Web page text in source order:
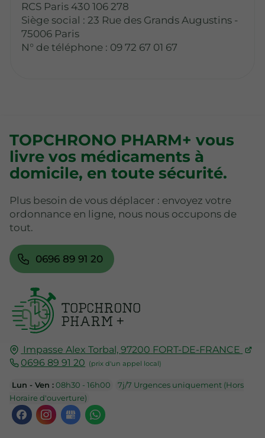
RCS Paris 430 106 278
Siège social : 23 Rue des Grands Augustins -
75006 Paris
N° de téléphone : 09 72 67 01 67
Impasse Alex Torbal,97200 FORT-DE-FRANCE
0696 89 91 20
Lun - Ven :08h30 - 16h00
7j/7 Urgences uniquement (Hors
Horaire d'ouverture)
TOPCHRONO PHARM+ vous
livre vos médicaments à
domicile, en toute sécurité.
Plus besoin de vous déplacer : envoyez votre
ordonnance en ligne, nous nous occupons de
tout.
0696 89 91 20